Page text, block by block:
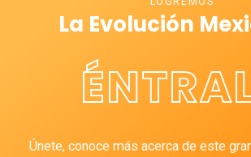
La Evolución
Únete, conoce más acerca de este